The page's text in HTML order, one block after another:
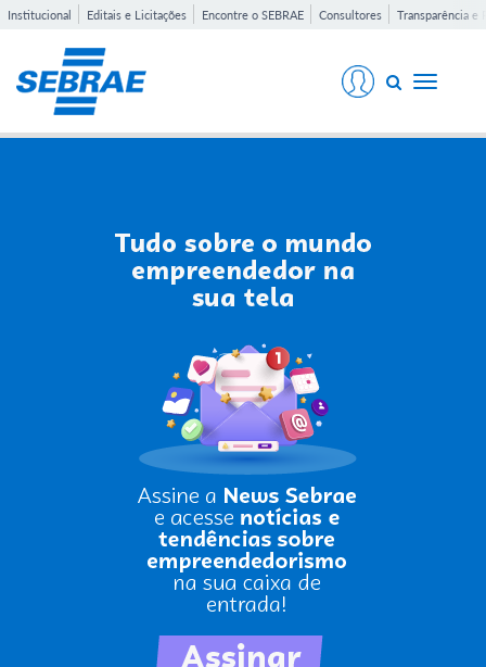
Institucional Editais e Licitações Encontre o SEBRAE Consultores Transparência e
Toggle